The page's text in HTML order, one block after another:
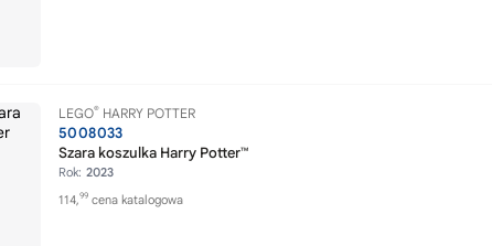
LEGO® HARRY POTTER
5008033
Szara koszulka Harry Potter™
Rok: 2023
114,99 cena katalogowa